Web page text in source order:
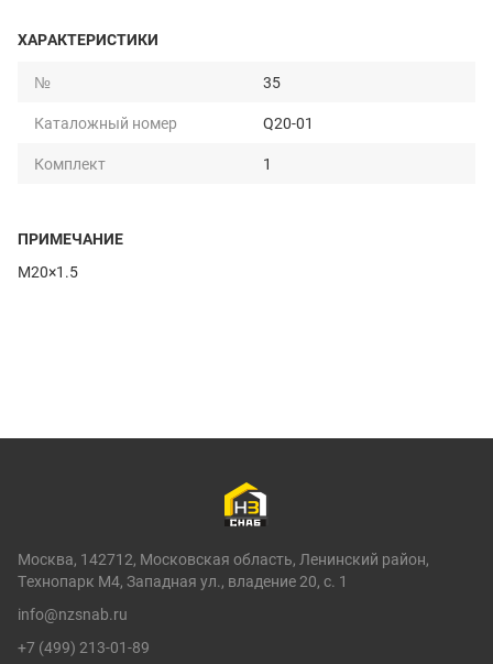
ХАРАКТЕРИСТИКИ
№
35
Каталожный номер
Q20-01
Комплект
1
ПРИМЕЧАНИЕ
M20×1.5
Москва, 142712, Московская область, Ленинский район,
Технопарк М4, Западная ул., владение 20, с. 1
info@nzsnab.ru
+7 (499) 213-01-89